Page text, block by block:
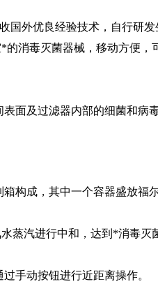
国外优良经验技术，自行研
消毒灭菌器械，移动方便，
及过滤器内部的细菌和病毒
构成，其中一个容器盛放福
蒸汽进行中和，达到*消毒灭
手动按钮进行近距离操作。